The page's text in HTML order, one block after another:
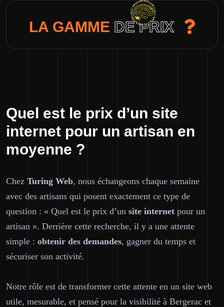
LA GAMME DE PRIX
Quel est le prix d’un site
internet pour un artisan en
moyenne ?
Chez Turing Web, nous échangeons chaque semaine
avec des artisans qui posent exactement ce type de
question : « Quel est le prix d’un site internet pour un
artisan ». Derrière cette recherche, il y a une attente
simple : obtenir des demandes, gagner du temps et
sécuriser son activité.
Notre rôle est de transformer cette attente en un site web
utile, mesurable, et pensé pour la visibilité à Bergerac et